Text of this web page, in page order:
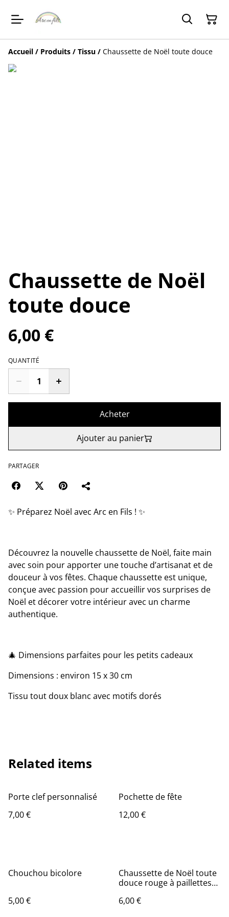
Accueil / Produits / Tissu / Chaussette de Noël toute douce
Chaussette de Noël
toute douce
6,00 €
QUANTITÉ
Acheter
Ajouter au panier
PARTAGER
✨ Préparez Noël avec Arc en Fils ! ✨
Découvrez la nouvelle chaussette de Noël, faite main
avec soin pour apporter une touche d’artisanat et de
douceur à vos fêtes. Chaque chaussette est unique,
conçue avec passion pour accueillir vos surprises de
Noël et décorer votre intérieur avec un charme
authentique.
🎄 Dimensions parfaites pour les petits cadeaux
Dimensions : environ 15 x 30 cm
Tissu tout doux blanc avec motifs dorés
Related items
Porte clef personnalisé
7,00 €
Pochette de fête
12,00 €
Chouchou bicolore
5,00 €
Chaussette de Noël toute
douce rouge à paillettes
6,00 €